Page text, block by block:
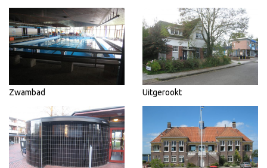
Zwambad Uitgerookt